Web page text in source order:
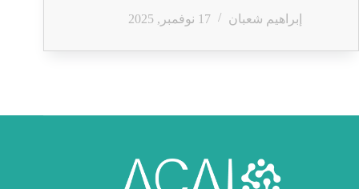
إبراهيم شعبان
17 نوفمبر, 2025